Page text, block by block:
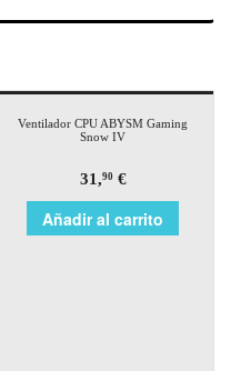
Ventilador CPU ABYSM Gaming
Snow IV
31,90€
Añadir al carrito